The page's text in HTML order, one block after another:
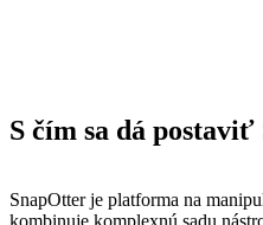
S čím sa dá
SnapOtter je platforma na